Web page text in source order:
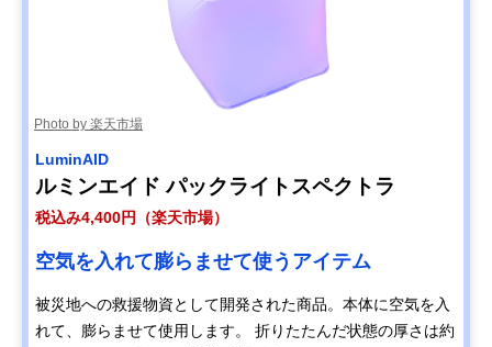
Photo by 楽天市場
LuminAID
ルミンエイド パックライトスペクトラ
税込み4,400円（楽天市場）
空気を入れて膨らませて使うアイテム
被災地への救援物資として開発された商品。本体に空気を入
れて、膨らませて使用します。 折りたたんだ状態の厚さは約